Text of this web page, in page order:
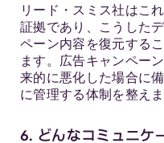
リード・スミス社はこ
証拠であり、こうした
ペーン内容を復元する
ます。広告キャンペー
来的に悪化した場合に
に管理する体制を整えま
6. どんなコミュニケ